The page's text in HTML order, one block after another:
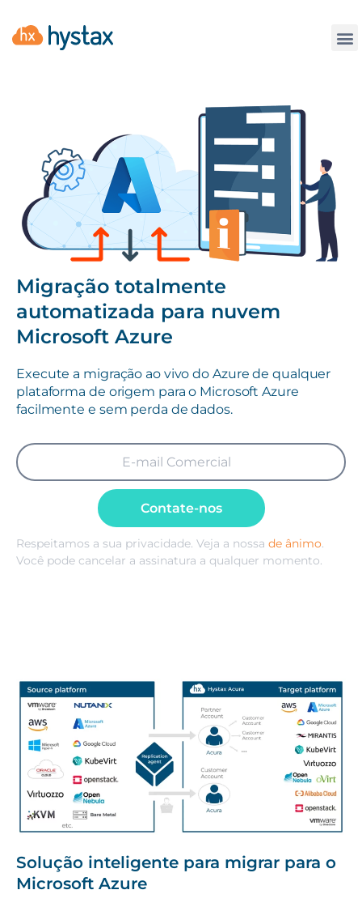
Migração totalmente
automatizada para nuvem
Microsoft Azure
Execute a migração ao vivo do Azure de qualquer
plataforma de origem para o Microsoft Azure
facilmente e sem perda de dados.
Contate-nos
Respeitamos a sua privacidade. Veja a nossa de ânimo.
Você pode cancelar a assinatura a qualquer momento.
Solução inteligente para migrar para o
Microsoft Azure